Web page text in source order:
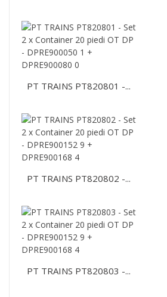
PT TRAINS PT820801 -...
PT TRAINS PT820802 -...
PT TRAINS PT820803 -...